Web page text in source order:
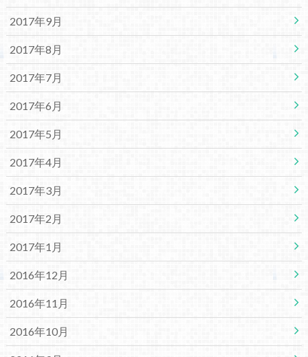
2017年9月
2017年8月
2017年7月
2017年6月
2017年5月
2017年4月
2017年3月
2017年2月
2017年1月
2016年12月
2016年11月
2016年10月